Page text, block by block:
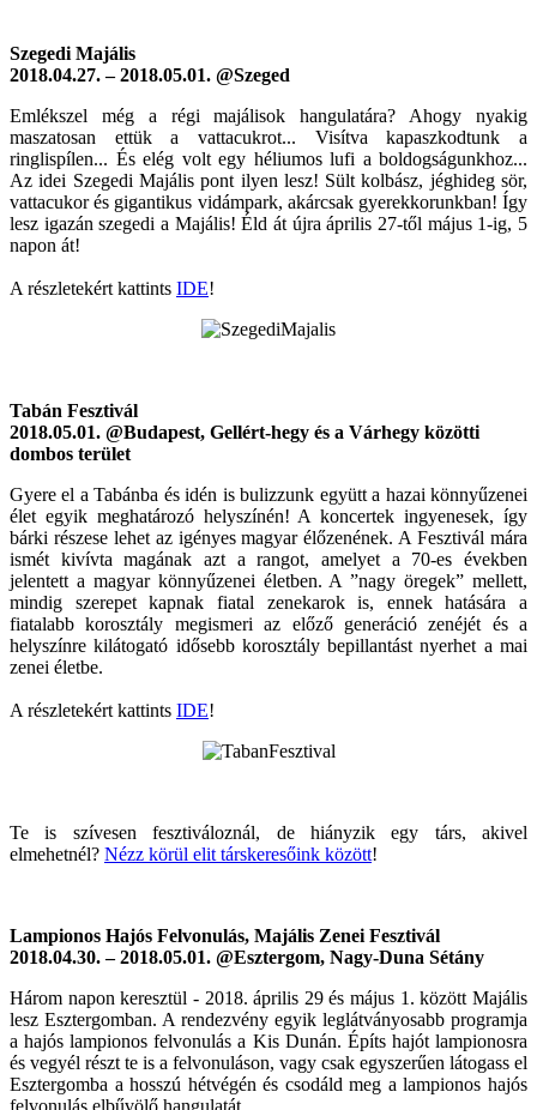
Szegedi Majális
2018.04.27. – 2018.05.01. @Szeged
Emlékszel még a régi majálisok hangulatára? Ahogy nyakig
maszatosan ettük a vattacukrot... Visítva kapaszkodtunk a
ringlispílen... És elég volt egy héliumos lufi a boldogságunkhoz...
Az idei Szegedi Majális pont ilyen lesz! Sült kolbász, jéghideg sör,
vattacukor és gigantikus vidámpark, akárcsak gyerekkorunkban! Így
lesz igazán szegedi a Majális! Éld át újra április 27-től május 1-ig, 5
napon át!
A részletekért kattints IDE!
Tabán Fesztivál
2018.05.01. @Budapest, Gellért-hegy és a Várhegy közötti
dombos terület
Gyere el a Tabánba és idén is bulizzunk együtt a hazai könnyűzenei
élet egyik meghatározó helyszínén! A koncertek ingyenesek, így
bárki részese lehet az igényes magyar élőzenének. A Fesztivál mára
ismét kivívta magának azt a rangot, amelyet a 70-es években
jelentett a magyar könnyűzenei életben. A ”nagy öregek” mellett,
mindig szerepet kapnak fiatal zenekarok is, ennek hatására a
fiatalabb korosztály megismeri az előző generáció zenéjét és a
helyszínre kilátogató idősebb korosztály bepillantást nyerhet a mai
zenei életbe.
A részletekért kattints IDE!
Te is szívesen fesztiváloznál, de hiányzik egy társ, akivel
elmehetnél? Nézz körül elit társkeresőink között!
Lampionos Hajós Felvonulás, Majális Zenei Fesztivál
2018.04.30. – 2018.05.01. @Esztergom, Nagy-Duna Sétány
Három napon keresztül - 2018. április 29 és május 1. között Majális
lesz Esztergomban. A rendezvény egyik leglátványosabb programja
a hajós lampionos felvonulás a Kis Dunán. Építs hajót lampionosra
és vegyél részt te is a felvonuláson, vagy csak egyszerűen látogass el
Esztergomba a hosszú hétvégén és csodáld meg a lampionos hajós
felvonulás elbűvölő hangulatát.